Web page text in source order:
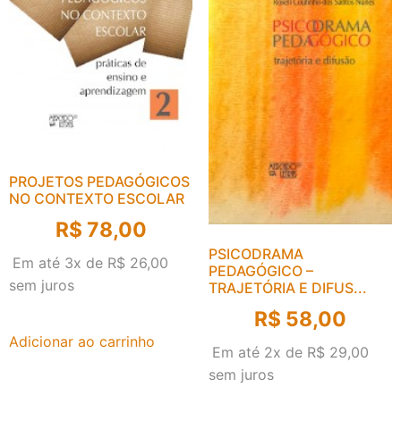
PROJETOS PEDAGÓGICOS
NO CONTEXTO ESCOLAR
R$ 78,00
Em até 3x de R$ 26,00
sem juros
Adicionar ao carrinho
PSICODRAMA
PEDAGÓGICO –
TRAJETÓRIA E DIFUS...
R$ 58,00
Em até 2x de R$ 29,00
sem juros